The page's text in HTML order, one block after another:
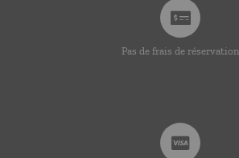
Pas de frais de réservation